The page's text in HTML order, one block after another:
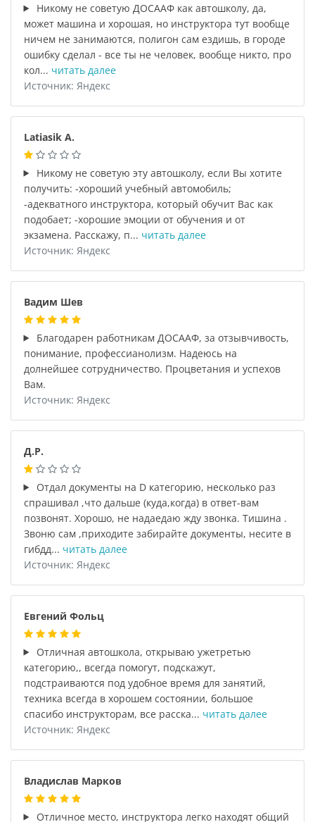
Никому не советую ДОСААФ как автошколу, да,
может машина и хорошая, но инструктора тут вообще
ничем не занимаются, полигон сам ездишь, в городе
ошибку сделал - все ты не человек, вообще никто, про
кол... читать далее
Источник: Яндекс
Latiasik A.
Никому не советую эту автошколу, если Вы хотите
получить: -хороший учебный автомобиль;
-адекватного инструктора, который обучит Вас как
подобает; -хорошие эмоции от обучения и от
экзамена. Расскажу, п... читать далее
Источник: Яндекс
Вадим Шев
Благодарен работникам ДОСААФ, за отзывчивость,
понимание, профессианолизм. Надеюсь на
долнейшее сотрудничество. Процветания и успехов
Вам.
Источник: Яндекс
Д.Р.
Отдал документы на D категорию, несколько раз
спрашивал ,что дальше (куда,когда) в ответ-вам
позвонят. Хорошо, не надаедаю жду звонка. Тишина .
Звоню сам ,приходите забирайте документы, несите в
гибдд... читать далее
Источник: Яндекс
Евгений Фольц
Отличная автошкола, открываю ужетретью
категорию,, всегда помогут, подскажут,
подстраиваются под удобное время для занятий,
техника всегда в хорошем состоянии, большое
спасибо инструкторам, все расска... читать далее
Источник: Яндекс
Владислав Марков
Отличное место, инструктора легко находят общий